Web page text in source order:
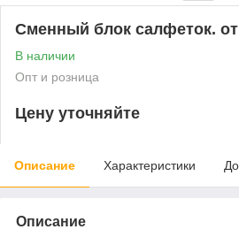
Сменный блок салфеток.
В наличии
Опт и розница
Цену уточняйте
Описание Характеристики
Описание